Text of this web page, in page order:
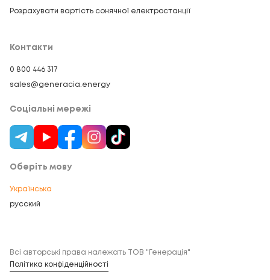
Розрахувати вартість сонячної електростанції
Контакти
0 800 446 317
sales@generacia.energy
Соціальні мережі
Оберіть мову
Українська
русский
Всі авторські права належать ТОВ "Генерація"
Політика конфіденційності